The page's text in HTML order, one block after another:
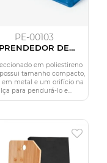
PE-00103
PRENDEDOR DE
- AZUL
em poliestireno
tamanho compacto,
em metal e um orifício na
para pendurá-lo e...